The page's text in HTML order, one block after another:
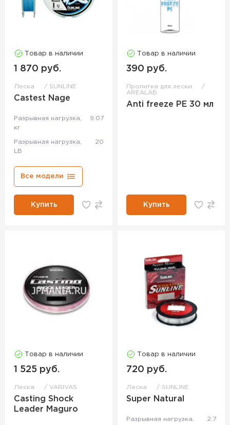
Товар в наличии
1 870 руб.
Леска SUNLINE
Castest Nage
Разрывная нагрузка,
кг
9.07
Разрывная нагрузка,
LB
20
Все модели
Купить
Товар в наличии
390 руб.
Пропитка для лески
AREALAB
Anti freeze PE 30 мл
Купить
Товар в наличии
1 525 руб.
Леска VARIVAS
Casting Shock
Leader Maguro
Товар в наличии
720 руб.
Леска SUNLINE
Super Natural
Разрывная нагрузка,
2.7